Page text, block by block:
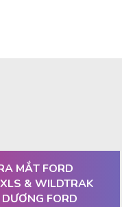
MẮT FORD
& WILDTRAK
FORD